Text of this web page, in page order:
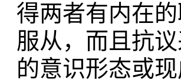
得两者有内在
服从，而且抗
的意识形态或